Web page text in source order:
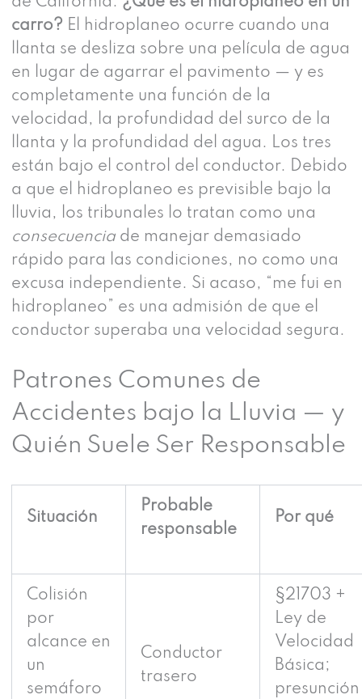
carro? El hidroplaneo ocurre cuando una
llanta se desliza sobre una película de agua
en lugar de agarrar el pavimento — y es
completamente una función de la
velocidad, la profundidad del surco de la
llanta y la profundidad del agua. Los tres
están bajo el control del conductor. Debido
a que el hidroplaneo es previsible bajo la
lluvia, los tribunales lo tratan como una
consecuenciade manejar demasiado
rápido para las condiciones, no como una
excusa independiente. Si acaso, “me fui en
hidroplaneo” es una admisión de que el
conductor superaba una velocidad segura.
Patrones Comunes de
Accidentes bajo la Lluvia — y
Quién Suele Ser Responsable
Situación
Probable
responsable
Por qué
Colisión
por
alcance en
un
semáforo
Conductor
trasero
§21703 +
Ley de
Velocidad
Básica;
presunción